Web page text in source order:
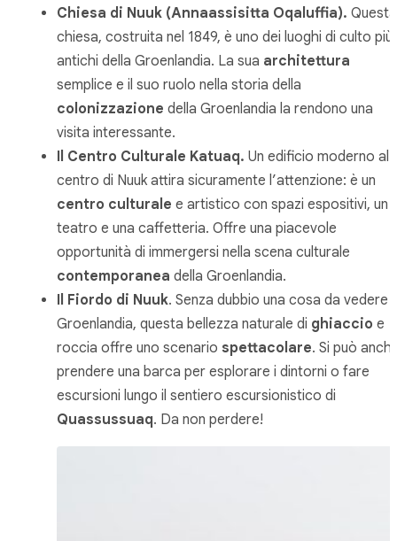
Chiesa di Nuuk (Annaassisitta Oqaluffia). Questa
chiesa, costruita nel 1849, è uno dei luoghi di culto più
antichi della Groenlandia. La sua architettura
semplice e il suo ruolo nella storia della
colonizzazione della Groenlandia la rendono una
visita interessante.
Il Centro Culturale Katuaq. Un edificio moderno al
centro di Nuuk attira sicuramente l’attenzione: è un
centro culturale e artistico con spazi espositivi, un
teatro e una caffetteria. Offre una piacevole
opportunità di immergersi nella scena culturale
contemporanea della Groenlandia.
Il Fiordo di Nuuk. Senza dubbio una cosa da vedere
Groenlandia, questa bellezza naturale di ghiaccio e
roccia offre uno scenario spettacolare. Si può
prendere una barca per esplorare i dintorni o fare
escursioni lungo il sentiero escursionistico di
Quassussuaq. Da non perdere!